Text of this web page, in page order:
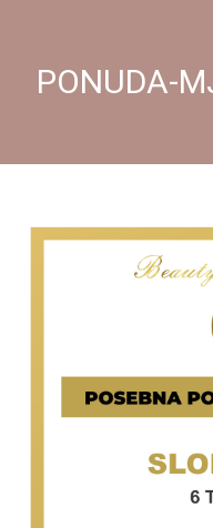
PONUDA-